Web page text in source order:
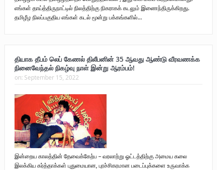
எங்கள் தாய்த்திருநாட்டில் நிலத்திற்கு நிகராகக் கடலும் இணைந்திருக்கிறது.
தமிழீழ நிலப்பகுதிய எங்கள் கடல் மூன்று பக்கங்களில்...
தியாக தீபம் லெப் கேணல் திலீபனின் 35 ஆவது ஆண்டு வீரவணக்க
நினைவேந்தல் நிகழ்வு நாள் இன்று ஆரம்பம்!
on: September 15, 2022
இன்றைய காலத்தின் தேவைக்கேற்ப – வரலாற்று ஓட்டத்திற்கு அமைய கலை
இலக்கிய கர்த்தாக்கள் புதுமையான, புரச்சிகரமான படைப்புக்களை உருவாக்க